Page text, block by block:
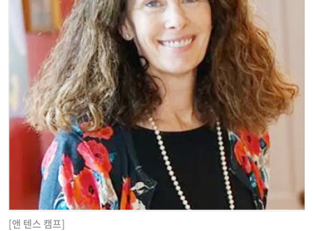
[앤 텐스 캠프]